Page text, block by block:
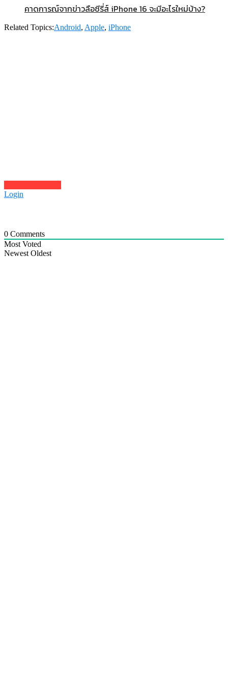
คาดการณ์จากข่าวลือซีรี่ส์ iPhone 16 จะมีอะไรใหม่บ้าง?
Related Topics:Android, Apple, iPhone
Login
0 Comments
Most Voted
Newest Oldest